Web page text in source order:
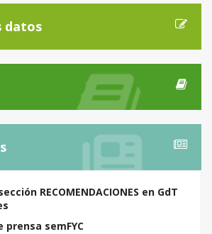
datos
RECOMENDACIONES en GdT
prensa semFYC